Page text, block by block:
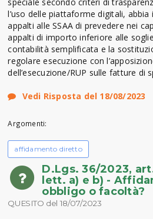
l’uso delle piattaforme digitali,
appalti alle SSAA di prevedere nei
appalti di importo inferiore alle
contabilità semplificata e la
regolare esecuzione con
dell’esecuzione/RUP sulle fatture di
Vedi Risposta del 18/08/2023
Argomenti:
affidamento diretto
D.Lgs. 36/2023,
lett. a) e b) -
obbligo o facoltà?
QUESITO del 18/07/2023